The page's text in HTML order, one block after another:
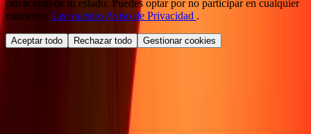
privacidad de tu estado. Puedes optar por no participar en cualquier
momento. Lee nuestro Aviso de Privacidad .
Aceptar todo Rechazar todo Gestionar cookies